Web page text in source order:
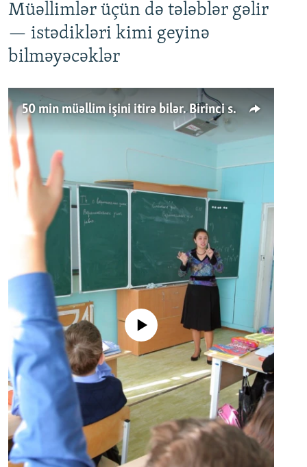
Müəllimlər üçün də tələblər gəlir
— istədikləri kimi geyinə
bilməyəcəklər
50 min müəllim işini itirə bilər. Birinci sinfə gedənlər azalır
No media source currently available